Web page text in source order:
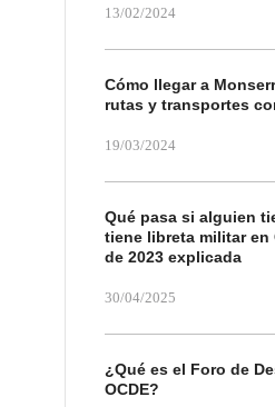
13/02/2024
Cómo llegar a
rutas y transportes
19/03/2024
Qué pasa si alguien
tiene libreta militar en
de 2023 explicada
30/04/2025
¿Qué es el Foro de
OCDE?